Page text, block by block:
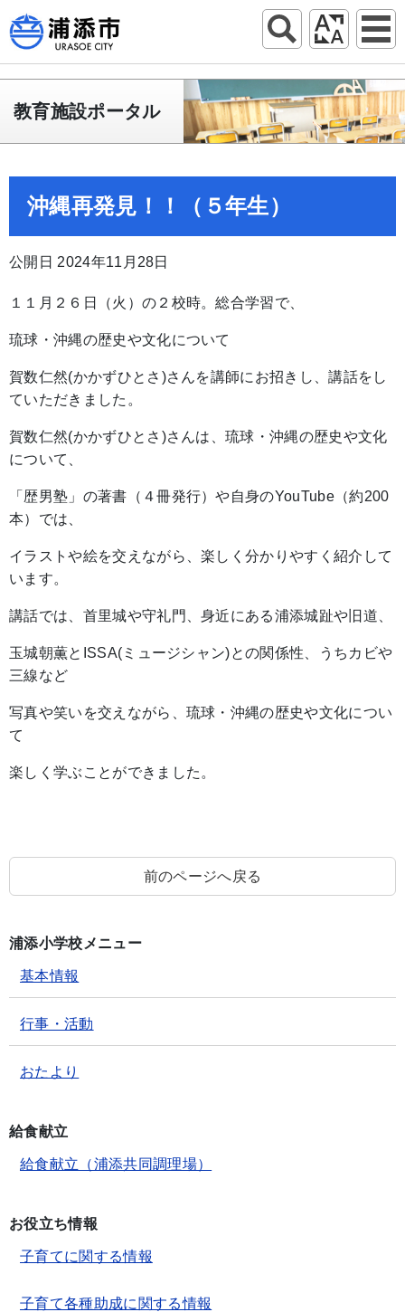
教育施設ポータル
沖縄再発見！！（５年生）
公開日 2024年11月28日
１１月２６日（火）の２校時。総合学習で、
琉球・沖縄の歴史や文化について
賀数仁然(かかずひとさ)さんを講師にお招きし、講話をし
ていただきました。
賀数仁然(かかずひとさ)さんは、琉球・沖縄の歴史や文化
について、
「歴男塾」の著書（４冊発行）や自身のYouTube（約200
本）では、
イラストや絵を交えながら、楽しく分かりやすく紹介して
います。
講話では、首里城や守礼門、身近にある浦添城趾や旧道、
玉城朝薫とISSA(ミュージシャン)との関係性、うちカビや
三線など
写真や笑いを交えながら、琉球・沖縄の歴史や文化につい
て
楽しく学ぶことができました。
前のページへ戻る
浦添小学校メニュー
基本情報
行事・活動
おたより
給食献立
給食献立（浦添共同調理場）
お役立ち情報
子育てに関する情報
子育て各種助成に関する情報